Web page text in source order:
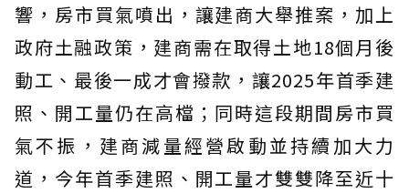
響，房市買氣噴出，讓建商大舉推案，加上
政府土融政策，建商需在取得土地18個月後
動工、最後一成才會撥款，讓2025年首季建
照、開工量仍在高檔；同時這段期間房市買
氣不振，建商減量經營啟動並持續加大力
道，今年首季建照、開工量才雙雙降至近十